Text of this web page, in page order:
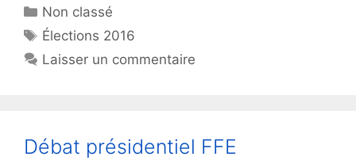
Catégories
Non classé
Étiquettes
Élections 2016
Laisser un commentaire
Débat présidentiel FFE